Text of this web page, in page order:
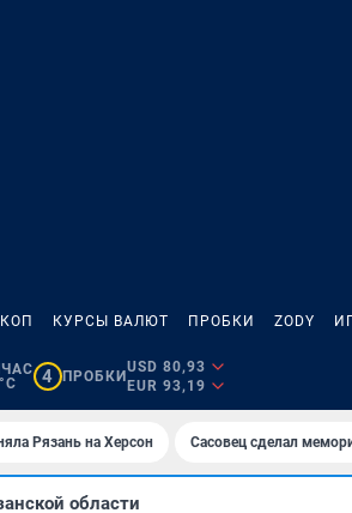
КУРСЫ ВАЛЮТ ПРОБКИ ZODY
4 ПРОБКИ
USD 80,93
EUR 93,19
Рязань на Херсон Сасовец сделал
области